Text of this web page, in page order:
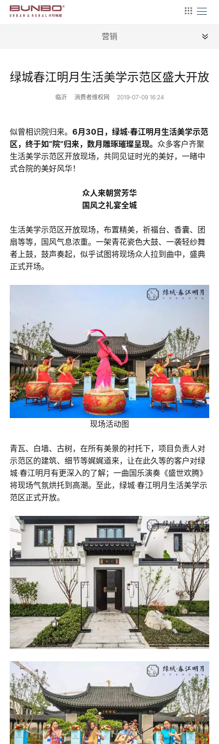
营销
新闻
地理
产业
营销
文案
绿城春江明月生活美学示范区盛大开放
临沂 消费者维权网 2019-07-09 16:24
似曾相识院归来。 6月30日，绿城·春江明月生活美学示范
区，终于如“院”归来，数月雕琢璀璨呈现。 众多客户齐聚
生活美学示范区开放现场，共同见证时光的美好，一睹中
式合院的美好风华！
众人来朝赏芳华
国风之礼宴全城
生活美学示范区开放现场，布置精美，祈福台、香囊、团
扇等等，国风气息浓重。一架青花瓷色大鼓、一袭轻纱舞
者上鼓，鼓声奏起，似乎试图将现场众人拉到曲中，盛典
正式开场。
现场活动图
青瓦、白墙、古树，在所有美景的衬托下，项目负责人对
示范区的建筑、细节等娓娓道来，让在此久等的客户对绿
城·春江明月有更深入的了解；一曲国乐演奏《盛世欢腾》
将现场气氛烘托到高潮。至此，绿城·春江明月生活美学示
范区正式开放。